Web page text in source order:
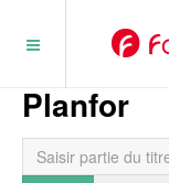
Planfor
Saisir partie du titre